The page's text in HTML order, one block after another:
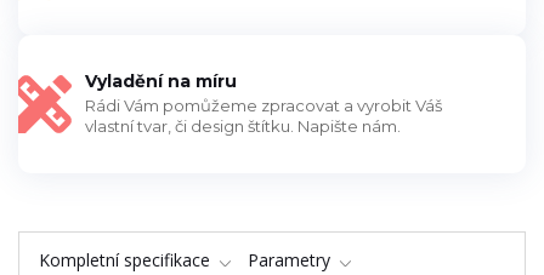
Vyladění na míru
Rádi Vám pomůžeme zpracovat a vyrobit Váš
vlastní tvar, či design štítku. Napište nám.
Kompletní specifikace Parametry